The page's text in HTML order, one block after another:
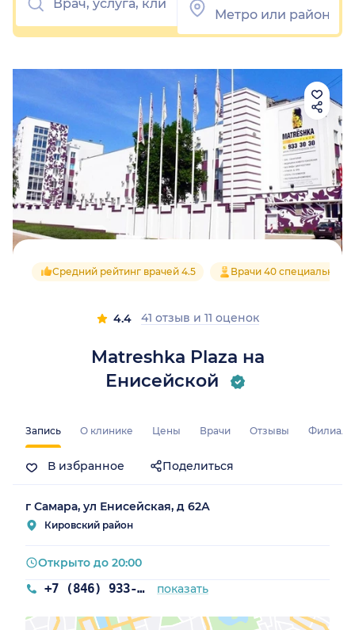
Matreshka Plaza на
Енисейской
Средний рейтинг врачей 4.5 Врачи 40
4.4 41 отзыв и 11 оценок
Запись О клинике Цены Врачи Отзывы Филиалы
В избранное Поделиться
г Самара, ул Енисейская, д 62А
Кировский район
+7 (846) 933-30-30 показать
Открыто до 20:00